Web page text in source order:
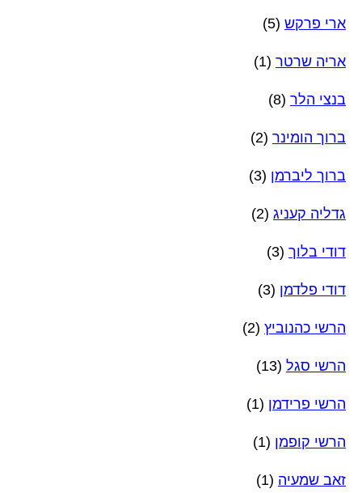
ארי פרקש (5)
אריה שרטר (1)
בנצי הלר (8)
ברוך הומינר (2)
ברוך ליברמן (3)
גדליה קעניג (2)
דודי בלוך (3)
דודי פלדמן (3)
הרשי כהנוביץ (2)
הרשי סגל (13)
הרשי פרידמן (1)
הרשי קופמן (1)
זאב שמעיה (1)